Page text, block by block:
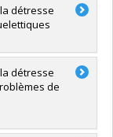
détresse
détresse
de